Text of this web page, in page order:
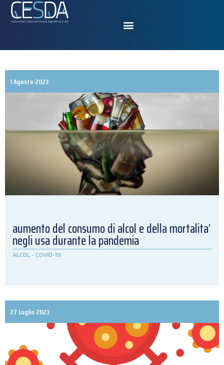
1 Agosto 2023
aumento del consumo di alcol e della mortalita’
negli usa durante la pandemia
ALCOL - COVID-19
27 Luglio 2023